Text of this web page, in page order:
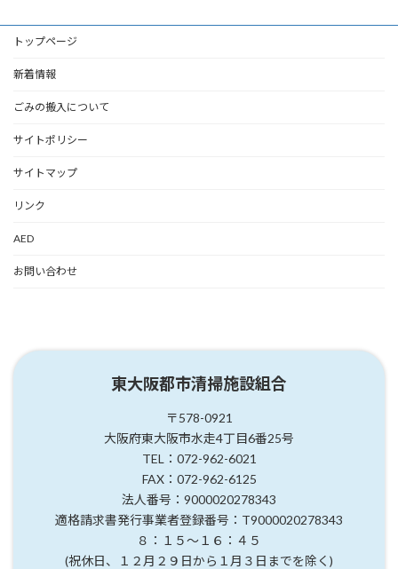
トップページ
新着情報
ごみの搬入について
サイトポリシー
サイトマップ
リンク
AED
お問い合わせ
東大阪都市清掃施設組合
〒578-0921
大阪府東大阪市水走4丁目6番25号
TEL：072-962-6021
FAX：072-962-6125
法人番号：9000020278343
適格請求書発行事業者登録番号：T9000020278343
８：１５～１６：４５
(祝休日、１２月２９日から１月３日までを除く)